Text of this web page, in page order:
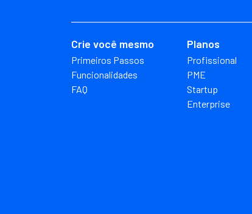
Crie você mesmo
Primeiros Passos
Funcionalidades
FAQ
Planos
Profissional
PME
Startup
Enterprise